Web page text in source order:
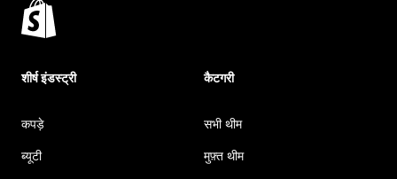
शीर्ष इंडस्ट्री
कपड़े
ब्यूटी
कैटगरी
सभी थीम
मुफ़्त थीम